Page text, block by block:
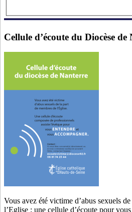
Cellule d’écoute du Diocèse de
Vous avez été victime d’abus sexuels
l’Eglise : une cellule d’écoute pour